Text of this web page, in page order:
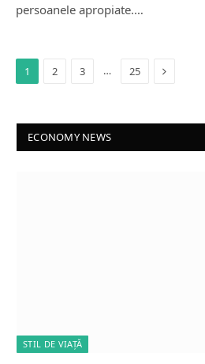
persoanele apropiate.…
1 2 3 … 25 Next
ECONOMY NEWS
STIL DE VIAȚĂ